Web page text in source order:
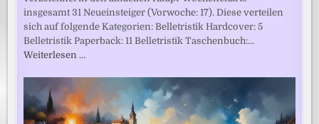
insgesamt 31 Neueinsteiger (Vorwoche: 17). Diese verteilen
sich auf folgende Kategorien: Belletristik Hardcover: 5
Belletristik Paperback: 11 Belletristik Taschenbuch:…
Weiterlesen …